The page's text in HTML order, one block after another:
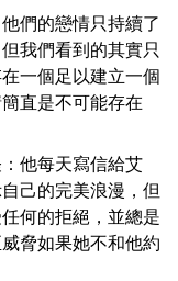
們的戀情只持續了
我們看到的其實只
一個足以建立一個
直是不可能存在
他每天寫信給艾
己的完美浪漫，但
何的拒絕，並總是
脅如果她不和他約